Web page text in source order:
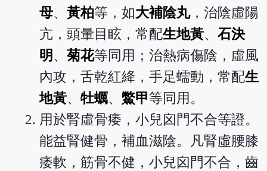
母、黃柏等，如大補陰丸，治陰虛陽
亢，頭暈目眩，常配生地黃、石決
明 、菊花等同用；治熱病傷陰，虛風
內攻，舌乾紅絳，手足蠕動，常配生
地黃、牡蠣、 鱉甲等同用。
用於腎虛骨痿，小兒囟門不合等證。
能益腎健骨，補血滋陰。凡腎虛腰膝
痿軟，筋骨不健，小兒囟門不合，齒